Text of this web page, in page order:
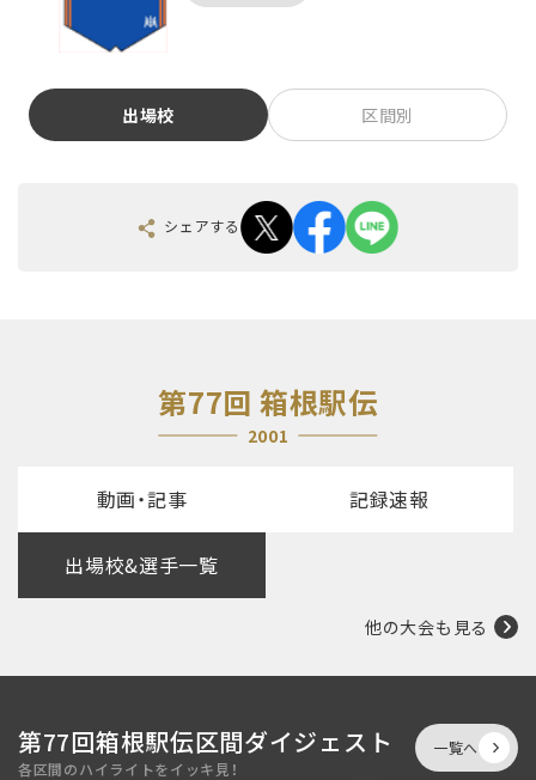
出場校 区間別
シェアする
第77回 箱根駅伝
2001
動画・記事 記録速報
出場校&選手一覧
他の大会も見る
第77回箱根駅伝区間ダイジェスト
各区間のハイライトをイッキ見！
一覧へ